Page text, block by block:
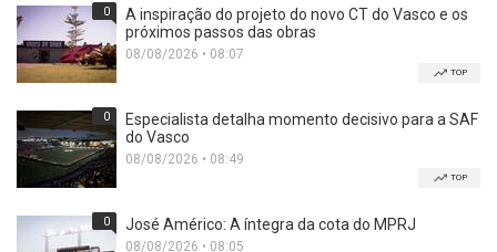
0
A inspiração do projeto do novo CT do Vasco e os
próximos passos das obras
08/08/2026 • 08:07
TOP
0
Especialista detalha momento decisivo para a SAF
do Vasco
08/08/2026 • 08:49
TOP
0 José Américo: A íntegra da cota do MPRJ
08/08/2026 • 08:05